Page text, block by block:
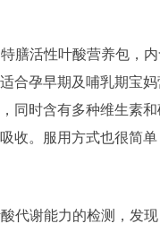
膳活性叶酸营养包，
合孕早期及哺乳期宝
同时含有多种维生素
收。服用方式也很简
代谢能力的检测，发